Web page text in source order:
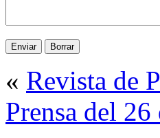
« Revista de
Prensa del